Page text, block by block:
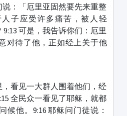
说：「厄里亚固然要先来重整
子应受许多痛苦，被人轻
可是，我告诉你们：厄里
对待了他，正如经上关于他
，看见一大群人围着他们，经
全民众一看见了耶稣，就都
候他。9:16 耶稣问门徒说：